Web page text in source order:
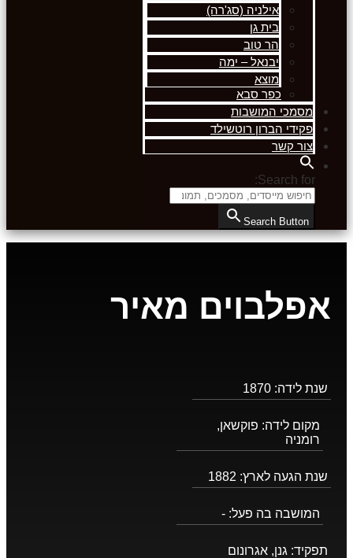
אילניה (סג'רה)
בית גן
הר טוב
יבנאל – ימה
מוצא
כפר סבא
מסמכי המושבות
פקידי הברון רוטשילד
צור קשר
Search for:
Search Button
אפלבוים מאיר
שנת לידה: 1870
מקום לידה: פוקשאן,
רומניה
שנת הגעה לארץ: 1882
המושבה בה פעל: -
תפקיד: גנן, אגרונום